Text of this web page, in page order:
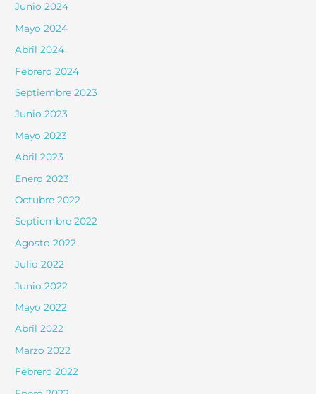
Junio 2024
Mayo 2024
Abril 2024
Febrero 2024
Septiembre 2023
Junio 2023
Mayo 2023
Abril 2023
Enero 2023
Octubre 2022
Septiembre 2022
Agosto 2022
Julio 2022
Junio 2022
Mayo 2022
Abril 2022
Marzo 2022
Febrero 2022